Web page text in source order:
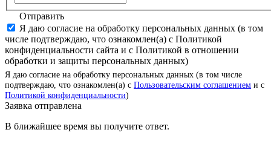
Отправить
Я даю согласие на обработку персональных данных (в том
числе подтверждаю, что ознакомлен(а) с Политикой
конфиденциальности сайта и с Политикой в отношении
обработки и защиты персональных данных)
Я даю согласие на обработку персональных данных (в том числе
подтверждаю, что ознакомлен(а) с Пользовательским соглашением и с
Политикой конфиденциальности)
Заявка отправлена
В ближайшее время вы получите ответ.